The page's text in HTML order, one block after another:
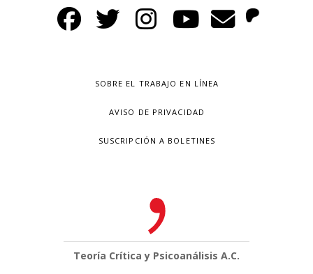
SOBRE EL TRABAJO EN LÍNEA
AVISO DE PRIVACIDAD
SUSCRIPCIÓN A BOLETINES
Teoría Crítica y Psicoanálisis A.C.